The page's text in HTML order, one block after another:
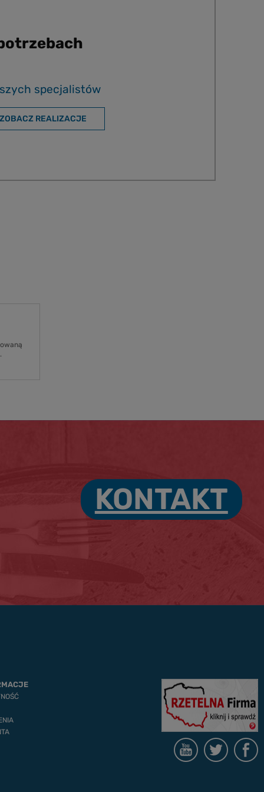
specjalistów
REALIZACJE
KONTAKT